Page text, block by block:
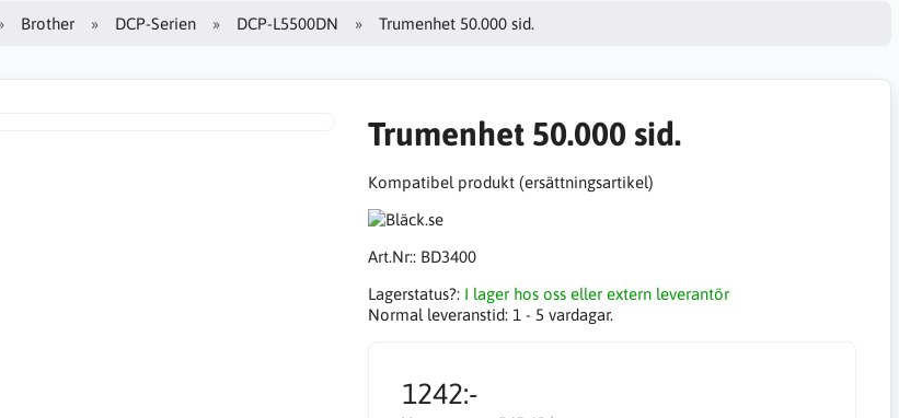
Brother DCP-Serien DCP-L5500DN Trumenhet 50.000 sid.
Trumenhet 50.000 sid.
Kompatibel produkt (ersättningsartikel)
Art.Nr:: BD3400
Lagerstatus?: I lager hos oss eller extern leverantör
Normal leveranstid: 1 - 5 vardagar.
1242:-